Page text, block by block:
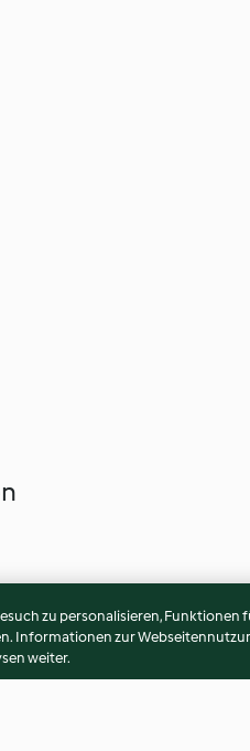
zu personalisieren, Funktionen
Informationen zur
weiter.